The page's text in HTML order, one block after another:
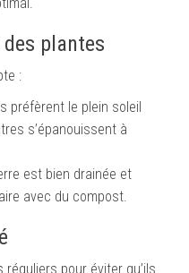
plantes
:
préfèrent le plein soleil
s’épanouissent à
est bien drainée et
avec du compost.
pour éviter qu’ils